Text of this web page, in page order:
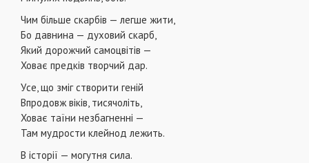
Чим більше скарбів — легше жити,
Бо давнина — духовий скарб,
Який дорожчий самоцвітів —
Ховає предків творчий дар.
Уce, що зміг створити геній
Впродовж віків, тисячоліть,
Ховає таїни незбагненні —
Там мудрости клейнод лежить.
В історії — могутня сила.